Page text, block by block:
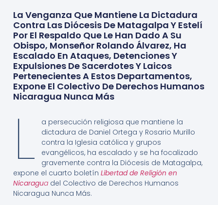
La Venganza Que Mantiene La Dictadura
Contra Las Diócesis De Matagalpa Y Estelí
Por El Respaldo Que Le Han Dado A Su
Obispo, Monseñor Rolando Álvarez, Ha
Escalado En Ataques, Detenciones Y
Expulsiones De Sacerdotes Y Laicos
Pertenecientes A Estos Departamentos,
Expone El Colectivo De Derechos Humanos
Nicaragua Nunca Más
L
a persecución religiosa que mantiene la
dictadura de Daniel Ortega y Rosario Murillo
contra la Iglesia católica y grupos
evangélicos, ha escalado y se ha focalizado
gravemente contra la Diócesis de Matagalpa,
expone el cuarto boletín Libertad de Religión en
Nicaragua del Colectivo de Derechos Humanos
Nicaragua Nunca Más.